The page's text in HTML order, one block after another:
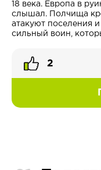
18 века. Европа в
слышал. Полчища
атакуют поселения
сильный воин,
2